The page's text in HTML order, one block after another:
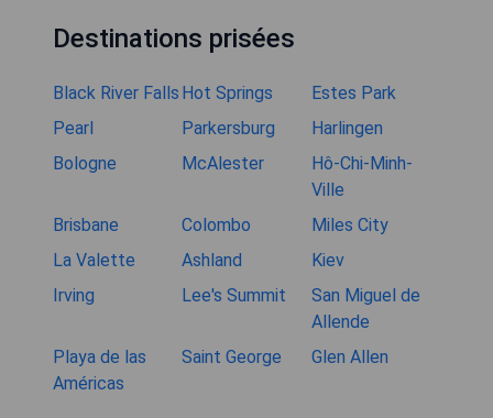
Destinations prisées
Black River Falls Hot Springs
Estes Park
Pearl
Parkersburg
Harlingen
Bologne
McAlester
Hô-Chi-Minh-
Ville
Brisbane
Colombo
Miles City
La Valette
Ashland
Kiev
Irving
Lee's Summit
San Miguel de
Allende
Playa de las
Américas
Saint George Glen Allen